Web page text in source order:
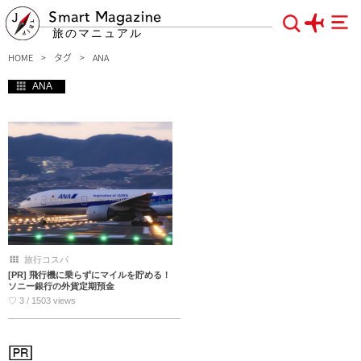
Smart Magazine
旅のマニュアル
HOME タグ ANA
ANA
旅行コスパ
[PR] 飛行機に乗らずにマイルを貯める！
ソニー銀行の外貨定期預金
♡ 3 / 1503 views